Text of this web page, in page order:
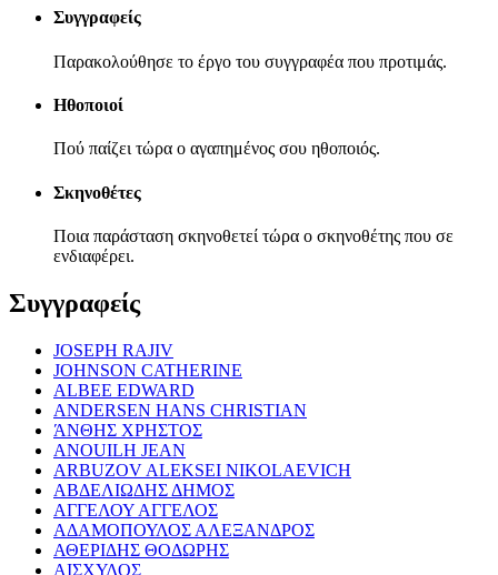
Συγγραφείς
Παρακολούθησε το έργο του συγγραφέα που προτιμάς.
Ηθοποιοί
Πού παίζει τώρα ο αγαπημένος σου ηθοποιός.
Σκηνοθέτες
Ποια παράσταση σκηνοθετεί τώρα ο σκηνοθέτης που σε
ενδιαφέρει.
Συγγραφείς
JOSEPH RAJIV
JOHNSON CATHERINE
ALBEE EDWARD
ANDERSEN HANS CHRISTIAN
ΆΝΘΗΣ ΧΡΗΣΤΟΣ
ANOUILH JEAN
ARBUZOV ALEKSEI NIKOLAEVICH
ΑΒΔΕΛΙΩΔΗΣ ΔΗΜΟΣ
ΑΓΓΕΛΟΥ ΑΓΓΕΛΟΣ
ΑΔΑΜΟΠΟΥΛΟΣ ΑΛΕΞΑΝΔΡΟΣ
ΑΘΕΡΙΔΗΣ ΘΟΔΩΡΗΣ
ΑΙΣΧΥΛΟΣ